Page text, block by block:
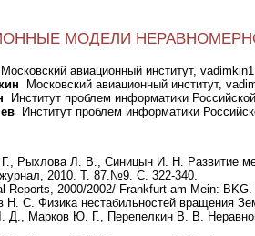
МОДЕЛИ
Московский авиационный институт,
Московский авиационный институт,
Институт проблем информатики
Институт проблем информатики
Рыхлова Л. В., Синицын И. Н. Развитие
2010. Т. 87.№9. С. 322-340.
Reports, 2000/2002/ Frankfurt am Mein:
Н. С. Физика нестабильностей вращения
Д., Марков Ю. Г., Перепелкин В. В.